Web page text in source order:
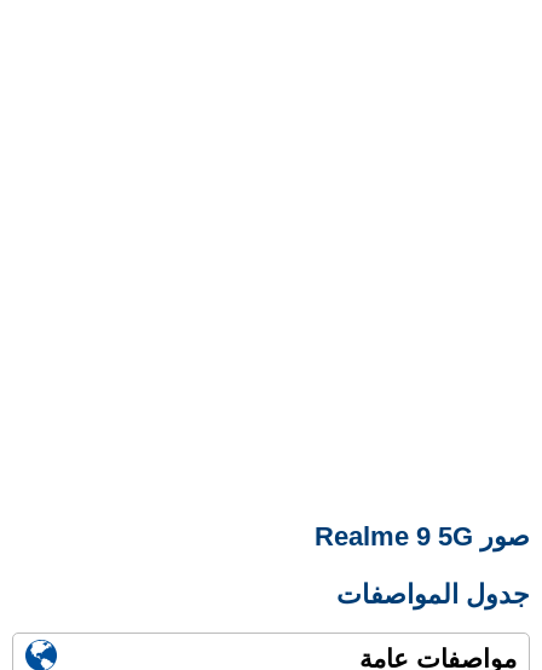
صور Realme 9 5G
جدول المواصفات
مواصفات عامة